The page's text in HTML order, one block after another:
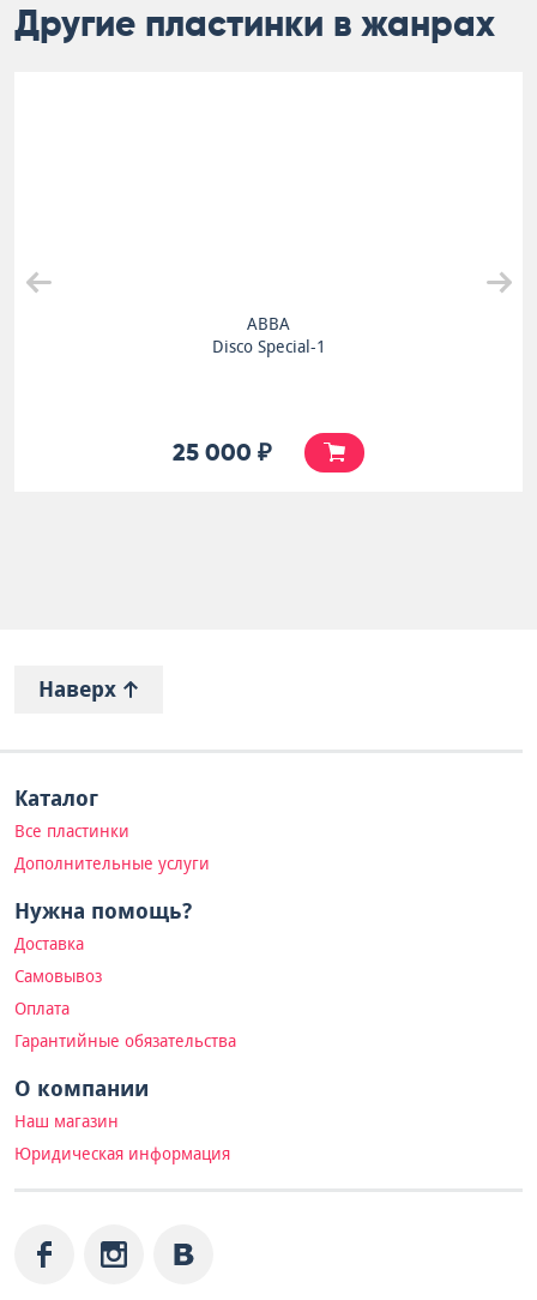
Другие пластинки в жанрах
ABBA
Disco Special-1
25 000 ₽
Наверх
Каталог
Все пластинки
Дополнительные услуги
Нужна помощь?
Доставка
Самовывоз
Оплата
Гарантийные обязательства
О компании
Наш магазин
Юридическая информация